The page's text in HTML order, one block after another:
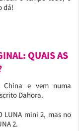
dá!
QUAIS AS
e vem numa
Dahora.
LUNA mini 2, mas no
2.